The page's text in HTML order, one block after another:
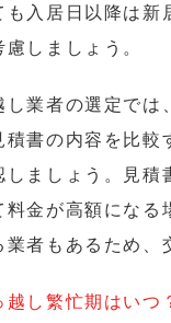
も入居日以降は新
慮しましょう。
し業者の選定では
積書の内容を比較
しましょう。見
料金が高額にな
業者もあるため、
し繁忙期はいつ